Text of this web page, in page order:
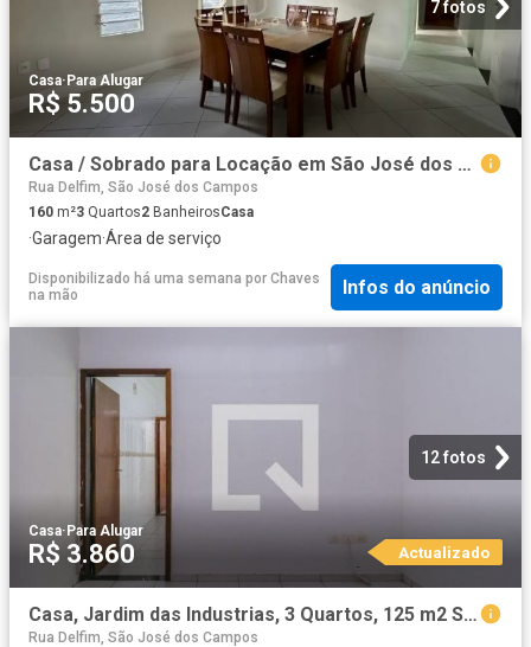
7 fotos
Casa· Para Alugar
R$ 5.500
Casa / Sobrado para Locação em São José dos Campos/SP Jardim das Indústrias 3 Quartos
Rua Delfim, São José dos Campos
160 m²3 Quartos2 BanheirosCasa
·Garagem·Área de serviço
Disponibilizado há uma semana por Chaves
na mão
Infos do anúncio
12 fotos
Casa· Para Alugar
R$ 3.860 Actualizado
Casa, Jardim das Industrias, 3 Quartos, 125 m2 São José dos Campos
Rua Delfim, São José dos Campos